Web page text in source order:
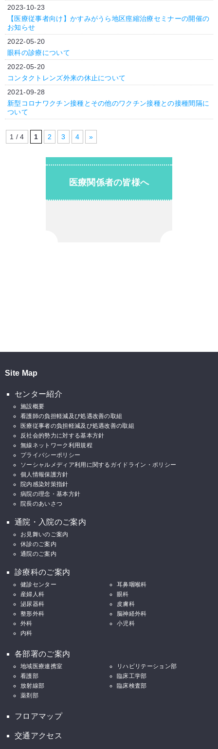
2023-10-23
【医療従事者向け】かすみがうら地区痙縮治療セミナーの開催の
お知らせ
2022-05-20
眼科の診療について
2022-05-20
コンタクトレンズ外来の休止について
2021-09-28
新型コロナワクチン接種とその他のワクチン接種との接種間隔に
ついて
1 / 4 1 2 3 4 »
医療関係者の皆様へ
Site Map
センター紹介
施設概要
看護師の負担軽減及び処遇改善の取組
医療従事者の負担軽減及び処遇改善の取組
反社会的勢力に対する基本方針
無線ネットワーク利用規程
プライバシーポリシー
ソーシャルメディア利用に関するガイドライン・ポリシー
個人情報保護方針
院内感染対策指針
病院の理念・基本方針
院長のあいさつ
通院・入院のご案内
お見舞いのご案内
休診のご案内
通院のご案内
診療科のご案内
健診センター
耳鼻咽喉科
産婦人科
眼科
泌尿器科
皮膚科
整形外科
脳神経外科
外科
小児科
内科
各部署のご案内
地域医療連携室
リハビリテーション部
看護部
臨床工学部
放射線部
臨床検査部
薬剤部
フロアマップ
交通アクセス